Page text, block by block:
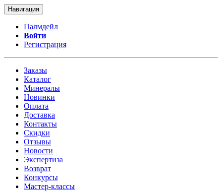
Навигация
Палмдейл
Войти
Регистрация
Заказы
Каталог
Минералы
Новинки
Оплата
Доставка
Контакты
Скидки
Отзывы
Новости
Экспертиза
Возврат
Конкурсы
Мастер-классы